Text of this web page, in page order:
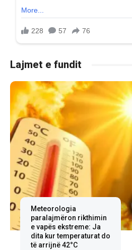
Lajmet e fundit
Meteorologia
paralajmëron rikthimin
e vapës ekstreme: Ja
dita kur temperaturat do
të arrijnë 42°C